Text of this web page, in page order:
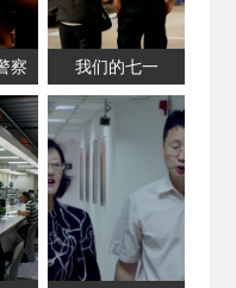
察 我们的七一